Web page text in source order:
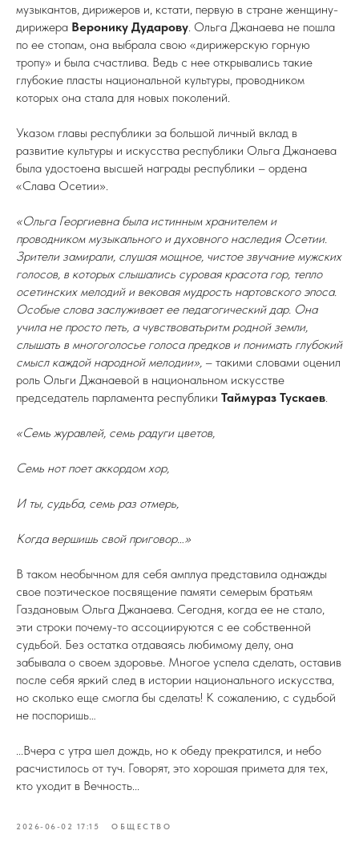
музыкантов, дирижеров и, кстати, первую в стране женщину-
дирижера Веронику Дударову. Ольга Джанаева не пошла
по ее стопам, она выбрала свою «дирижерскую горную
тропу» и была счастлива. Ведь с нее открывались такие
глубокие пласты национальной культуры, проводником
которых она стала для новых поколений.
Указом главы республики за большой личный вклад в
развитие культуры и искусства республики Ольга Джанаева
была удостоена высшей награды республики – ордена
«Слава Осетии».
«Ольга Георгиевна была истинным хранителем и
проводником музыкального и духовного наследия Осетии.
Зрители замирали, слушая мощное, чистое звучание мужских
голосов, в которых слышались суровая красота гор, тепло
осетинских мелодий и вековая мудрость нартовского эпоса.
Особые слова заслуживает ее педагогический дар. Она
учила не просто петь, а чувствоватьритм родной земли,
слышать в многоголосье голоса предков и понимать глубокий
смысл каждой народной мелодии», – такими словами оценил
роль Ольги Джанаевой в национальном искусстве
председатель парламента республики Таймураз Тускаев.
«Семь журавлей, семь радуги цветов,
Семь нот поет аккордом хор,
И ты, судьба, семь раз отмерь,
Когда вершишь свой приговор…»
В таком необычном для себя амплуа представила однажды
свое поэтическое посвящение памяти семерым братьям
Газдановым Ольга Джанаева. Сегодня, когда ее не стало,
эти строки почему-то ассоциируются с ее собственной
судьбой. Без остатка отдаваясь любимому делу, она
забывала о своем здоровье. Многое успела сделать, оставив
после себя яркий след в истории национального искусства,
но сколько еще смогла бы сделать! К сожалению, с судьбой
не поспоришь…
...Вчера с утра шел дождь, но к обеду прекратился, и небо
расчистилось от туч. Говорят, это хорошая примета для тех,
кто уходит в Вечность...
2026-06-02 17:15 ОБЩЕСТВО